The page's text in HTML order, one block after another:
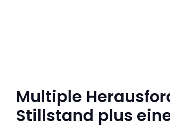
Multiple
Stillstand plus